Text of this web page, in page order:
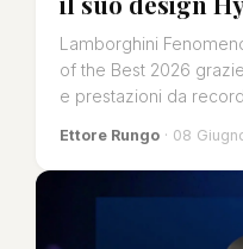
Lamborghini
of the Best 2026
e prestazioni da
Ettore Rungo · 08